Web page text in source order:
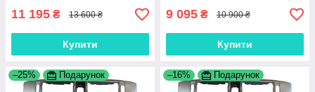
11 195 ₴ 13 600 ₴
Купити
9 095 ₴ 10 900 ₴
Купити
–25% Подарунок –16% Подарунок